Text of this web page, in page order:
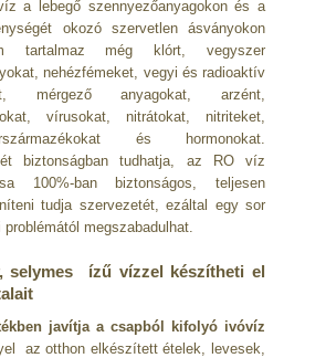
a lebegő szennyezőanyagokon és a
okozó szervetlen ásványokon
tartalmaz még klórt, vegyszer
nehézfémeket, vegyi és radioaktív
mérgező anyagokat, arzént,
vírusokat, nitrátokat, nitriteket,
és hormonokat.
biztonságban tudhatja, az RO víz
100%-ban biztonságos, teljesen
tudja szervezetét, ezáltal egy sor
problémától megszabadulhat.
selymes ízű vízzel készítheti el
javítja a csapból kifolyó ivóvíz
az otthon elkészített ételek, levesek,